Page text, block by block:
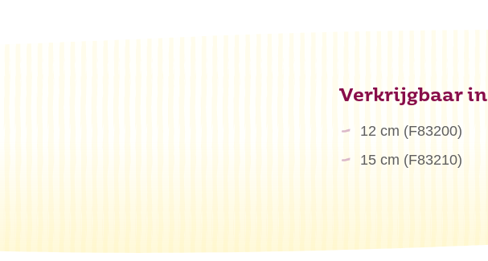
Verkrijgbaar in
12 cm (F83200)
15 cm (F83210)